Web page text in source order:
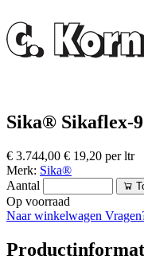
Sika® Sikaflex-
€ 3.744,00 € 19,20 per ltr
Merk: Sika®
Aantal
Op voorraad
Naar winkelwagen